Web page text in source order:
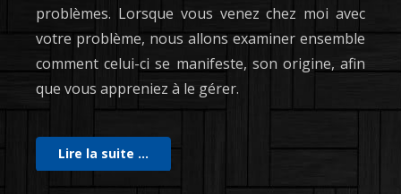
problèmes. Lorsque vous venez chez moi avec
votre problème, nous allons examiner ensemble
comment celui-ci se manifeste, son origine, afin
que vous appreniez à le gérer.
Lire la suite …